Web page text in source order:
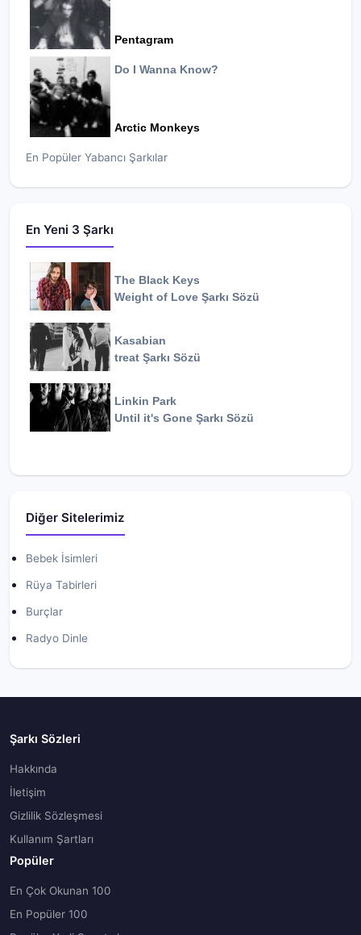
Pentagram
Do I Wanna Know?
Arctic Monkeys
En Popüler Yabancı Şarkılar
En Yeni 3 Şarkı
The Black Keys
Weight of Love Şarkı Sözü
Kasabian
treat Şarkı Sözü
Linkin Park
Until it's Gone Şarkı Sözü
Diğer Sitelerimiz
Bebek İsimleri
Rüya Tabirleri
Burçlar
Radyo Dinle
Şarkı Sözleri
Hakkında
İletişim
Gizlilik Sözleşmesi
Kullanım Şartları
Popüler
En Çok Okunan 100
En Popüler 100